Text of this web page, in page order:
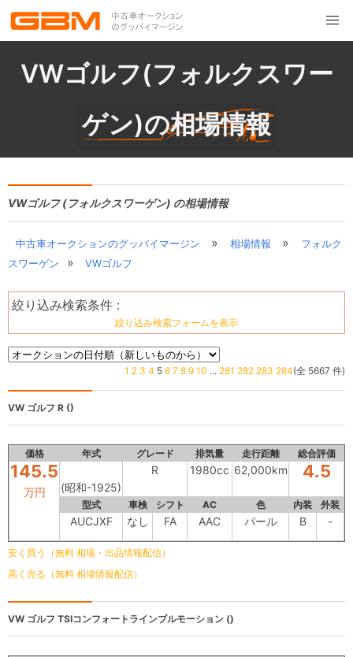
VWゴルフ(フォルクスワー
ゲン)の相場情報
VWゴルフ (フォルクスワーゲン) の相場情報
中古車オークションのグッバイマージン » 相場情報 »
フォルク
スワーゲン
» VWゴルフ
絞り込み検索条件 :
絞り込み検索フォームを表示
1 2 3 4 5 6 7 8 9 10 ... 281 282 283 284(全 5667 件)
VW ゴルフ R ()
価格 年式 グレード 排気量 走行距離 総合評価
145.5
万円 (昭和-1925)
R 1980cc 62,000km 4.5
型式 車検 シフト AC 色 内装 外装
AUCJXF なし FA AAC パール B -
安く買う（無料 相場・出品情報配信）
高く売る（無料 相場情報配信）
VW ゴルフ TSIコンフォートラインブルモーション ()